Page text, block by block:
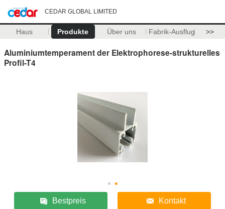
CEDAR GLOBAL LIMITED
Haus Produkte Über uns Fabrik-Ausflug >>
Aluminiumtemperament der Elektrophorese-strukturelles
Profil-T4
Bestpreis Kontakt